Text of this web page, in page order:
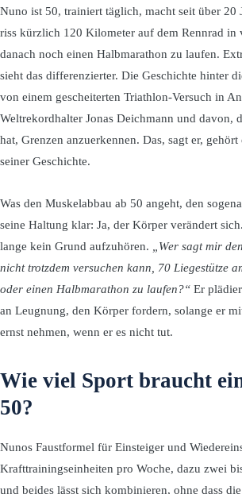
Nuno ist 50, trainiert täglich, macht seit über 20
riss kürzlich 120 Kilometer auf dem Rennrad in
danach noch einen Halbmarathon zu laufen.
sieht das differenzierter. Die Geschichte hinter
von einem gescheiterten Triathlon-Versuch in
Weltrekordhalter Jonas Deichmann und davon,
hat, Grenzen anzuerkennen. Das, sagt er,
seiner Geschichte.
Was den Muskelabbau ab 50 angeht, den
seine Haltung klar: Ja, der Körper verändert
lange kein Grund aufzuhören. „Wer sagt mir
nicht trotzdem versuchen kann, 70 Liegestütze
oder einen Halbmarathon zu laufen?“ Er
an Leugnung, den Körper fordern, solange er
ernst nehmen, wenn er es nicht tut.
Wie viel Sport braucht
50?
Nunos Faustformel für Einsteiger und
Krafttrainingseinheiten pro Woche, dazu zwei
und beides lässt sich kombinieren, ohne dass